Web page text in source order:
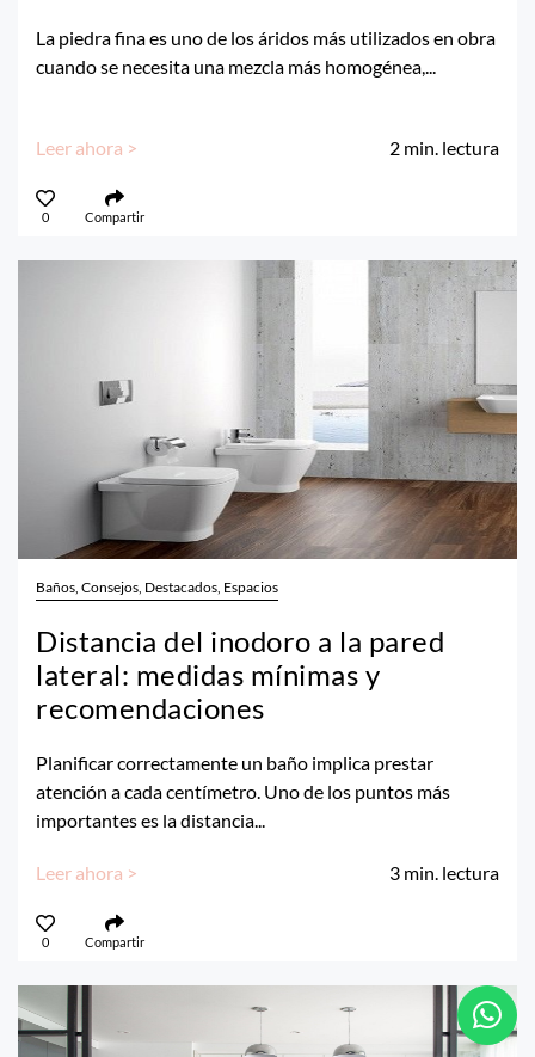
La piedra fina es uno de los áridos más utilizados en obra
cuando se necesita una mezcla más homogénea,...
Leer ahora > 2 min. lectura
0 Compartir
Baños, Consejos, Destacados, Espacios
Distancia del inodoro a la pared
lateral: medidas mínimas y
recomendaciones
Planificar correctamente un baño implica prestar
atención a cada centímetro. Uno de los puntos más
importantes es la distancia...
Leer ahora > 3 min. lectura
0 Compartir